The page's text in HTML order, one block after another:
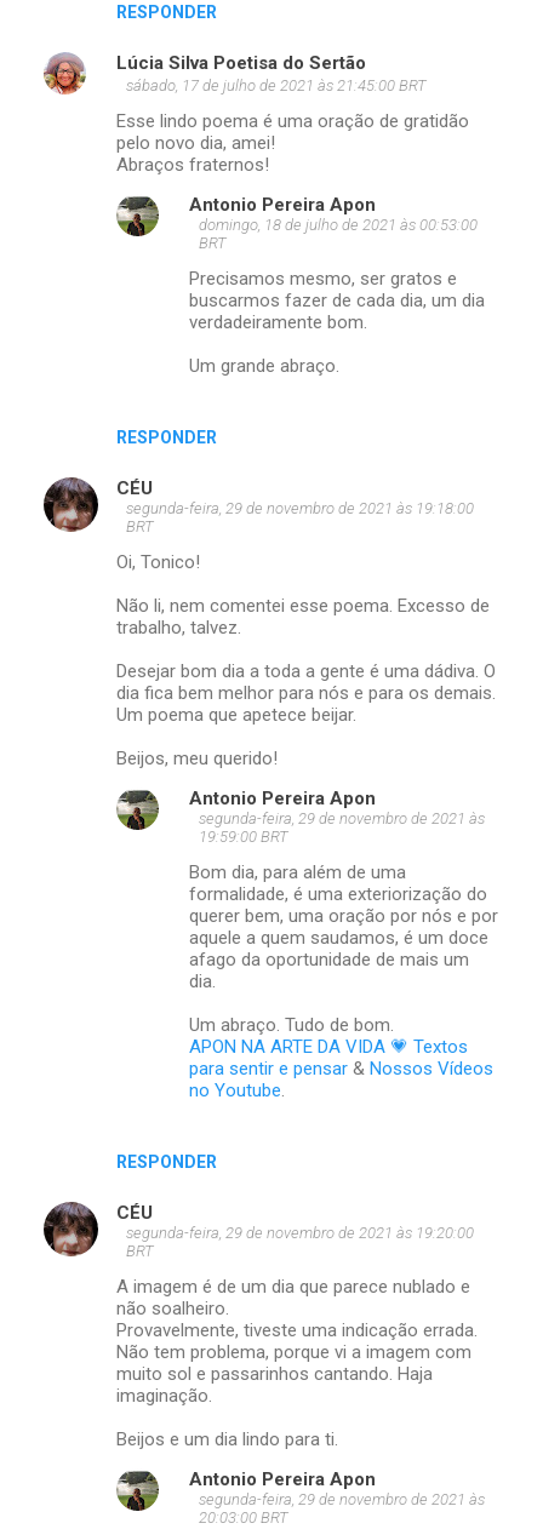
RESPONDER
Lúcia Silva Poetisa do Sertão
sábado, 17 de julho de 2021 às 21:45:00 BRT
Esse lindo poema é uma oração de gratidão
pelo novo dia, amei!
Abraços fraternos!
RESPONDER
Antonio Pereira Apon
domingo, 18 de julho de 2021 às 00:53:00
BRT
Precisamos mesmo, ser gratos e
buscarmos fazer de cada dia, um dia
verdadeiramente bom.
Um grande abraço.
CÉU
segunda-feira, 29 de novembro de 2021 às 19:18:00
BRT
Oi, Tonico!
Não li, nem comentei esse poema. Excesso de
trabalho, talvez.
Desejar bom dia a toda a gente é uma dádiva. O
dia fica bem melhor para nós e para os demais.
Um poema que apetece beijar.
Beijos, meu querido!
RESPONDER
Antonio Pereira Apon
segunda-feira, 29 de novembro de 2021 às
19:59:00 BRT
Bom dia, para além de uma
formalidade, é uma exteriorização do
querer bem, uma oração por nós e por
aquele a quem saudamos, é um doce
afago da oportunidade de mais um
dia.
Um abraço. Tudo de bom.
APON NA ARTE DA VIDA 💗 Textos
para sentir e pensar & Nossos Vídeos
no Youtube.
CÉU
segunda-feira, 29 de novembro de 2021 às 19:20:00
BRT
A imagem é de um dia que parece nublado e
não soalheiro.
Provavelmente, tiveste uma indicação errada.
Não tem problema, porque vi a imagem com
muito sol e passarinhos cantando. Haja
imaginação.
Beijos e um dia lindo para ti.
Antonio Pereira Apon
segunda-feira, 29 de novembro de 2021 às
20:03:00 BRT